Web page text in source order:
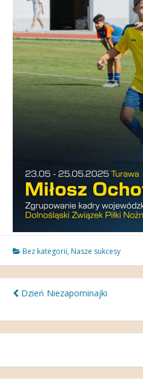
Bez kategorii, Nasze sukcesy
Nawigacja
wpisu
Dzień Niezapominajki